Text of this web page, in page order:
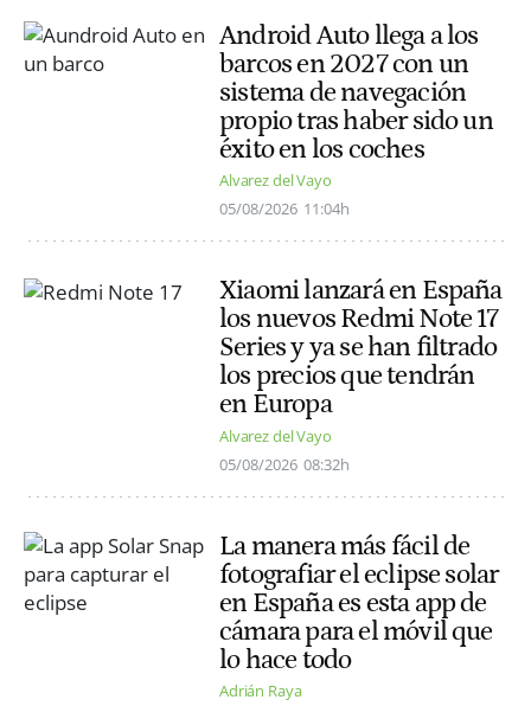
Android Auto llega a los
barcos en 2027 con un
sistema de navegación
propio tras haber sido un
éxito en los coches
Alvarez del Vayo
05/08/2026 11:04h
Xiaomi lanzará en España
los nuevos Redmi Note 17
Series y ya se han filtrado
los precios que tendrán
en Europa
Alvarez del Vayo
05/08/2026 08:32h
La manera más fácil de
fotografiar el eclipse solar
en España es esta app de
cámara para el móvil que
lo hace todo
Adrián Raya